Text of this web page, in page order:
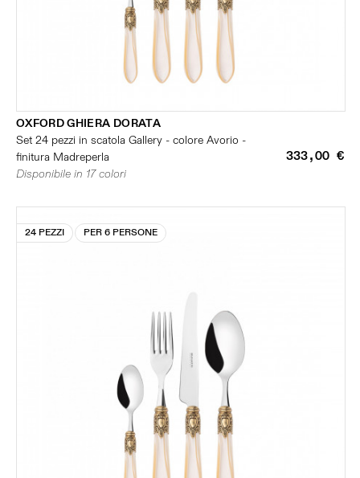
OXFORD GHIERA DORATA
Set 24 pezzi in scatola Gallery - colore Avorio -
finitura Madreperla
333,00 €
Disponibile in 17 colori
24 PEZZI PER 6 PERSONE